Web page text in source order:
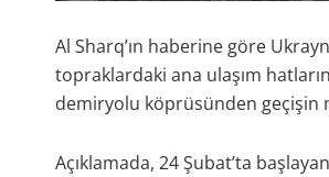
Al Sharq’ın haberine göre
topraklardaki ana ulaşım
demiryolu köprüsünden geçişin
Açıklamada, 24 Şubat’ta